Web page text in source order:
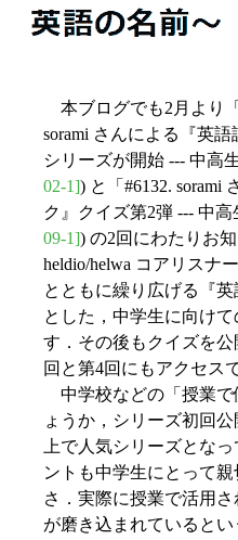
本ブログでも2月より
sorami さんによる『英
シリーズが開始 --- 中高
02-1]) と「#6132. sorami
ク』クイズ第2弾 --- 中
09-1]) の2回にわたりお
heldio/helwa コアリスナ
とともに繰り広げる『
とした，中学生に向け
す．その後もクイズを
回と第4回にもアクセス
中学校などの「授業で
ょうか，シリーズ初回
上で人気シリーズとな
ントも中学生にとって
さ．実際に授業で活用
が磨き込まれているとい